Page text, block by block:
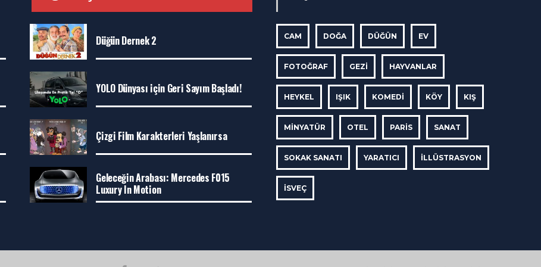
Düğün Dernek 2
YOLO Dünyası için Geri Sayım Başladı!
Çizgi Film Karakterleri Yaşlanırsa
Geleceğin Arabası: Mercedes F015
Luxury In Motion
CAM DOĞA DÜĞÜN EV
FOTOĞRAF GEZI HAYVANLAR
HEYKEL IŞIK KOMEDI KÖY KIŞ
MINYATÜR OTEL PARIS SANAT
SOKAK SANATI YARATICI İLLÜSTRASYON
İSVEÇ